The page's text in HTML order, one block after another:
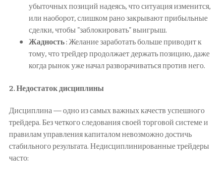
убыточных позиций надеясь, что ситуация изменится,
или наоборот, слишком рано закрывают прибыльные
сделки, чтобы "заблокировать" выигрыш.
Жадность: Желание заработать больше приводит к
тому, что трейдер продолжает держать позицию, даже
когда рынок уже начал разворачиваться против него.
2. Недостаток дисциплины
Дисциплина — одно из самых важных качеств успешного
трейдера. Без четкого следования своей торговой системе и
правилам управления капиталом невозможно достичь
стабильного результата. Недисциплинированные трейдеры
часто: